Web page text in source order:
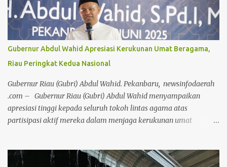
(9/6/2025). Provinsi Riau saat ini menempati posisi kedua dalam
Indeks Kerukunan Umat Beragama secara nasional. Gubri
sampaikan, merawat kerukunan sama pentingnya dengan
mencapai kerukunan itu sendiri. "Kerukunan bukan hanya untuk
diri sendiri, tapi juga kita wariskan ke anak dan cucu supaya tidak
ada lagi perbedaan di antara kita," ungkapnya. Gubri tekankan,
semua manusia punya kebebasan untuk memeluk sebuah agama
dan menentukan cara hidupnya sendi...
Gubernur Abdul Wahid Apresiasi Kerukunan Umat Beragama,
Riau Peringkat Kedua Nasional
Gubernur Riau (Gubri) Abdul Wahid. Pekanbaru, newsinfodaerah
.com – Gubernur Riau (Gubri) Abdul Wahid menyampaikan
apresiasi tinggi kepada seluruh tokoh lintas agama atas
partisipasi aktif mereka dalam menjaga kerukunan umat
diselenggarakan oleh Forum Kerukunan Umat Beragama (FKUB)